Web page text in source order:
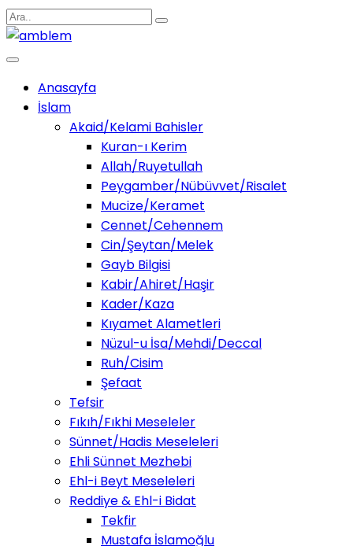
Anasayfa
İslam
Akaid/Kelami Bahisler
Kuran-ı Kerim
Allah/Ruyetullah
Peygamber/Nübüvvet/Risalet
Mucize/Keramet
Cennet/Cehennem
Cin/Şeytan/Melek
Gayb Bilgisi
Kabir/Ahiret/Haşir
Kader/Kaza
Kıyamet Alametleri
Nüzul-u İsa/Mehdi/Deccal
Ruh/Cisim
Şefaat
Tefsir
Fıkıh/Fıkhi Meseleler
Sünnet/Hadis Meseleleri
Ehli Sünnet Mezhebi
Ehl-i Beyt Meseleleri
Reddiye & Ehl-i Bidat
Tekfir
Mustafa İslamoğlu